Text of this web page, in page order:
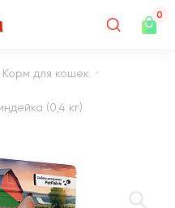
0
Корм для кошек
(0,4 кг)